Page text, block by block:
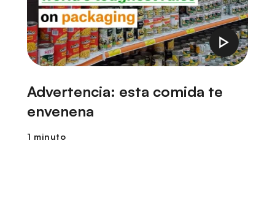
Advertencia: esta comida te
envenena
1 minuto